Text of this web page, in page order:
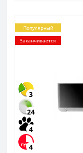
Популярный
Заканчивается
3
24
4
4